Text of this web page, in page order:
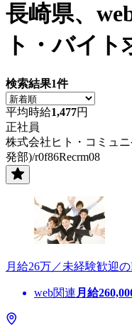
長崎県、
ト・バイト
検索結果1件
平均時給1,477円
正社員
株式会社ヒト・コミュ
発部)/r0f86Recrm08
月給26万／未経験歓迎
web関連 月給